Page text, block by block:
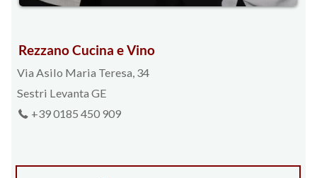
Rezzano Cucina e Vino
Via Asilo Maria Teresa, 34
Sestri Levanta GE
+39 0185 450 909